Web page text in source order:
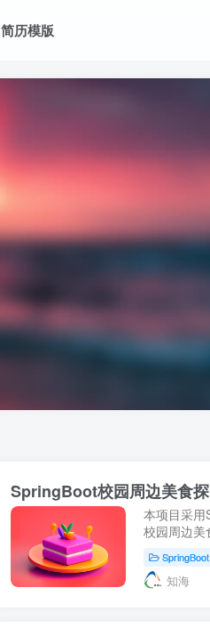
简历模版
SpringBoot校园周边美食
本项目采用
校园周边美
以及对校园
SpringBoot
知海